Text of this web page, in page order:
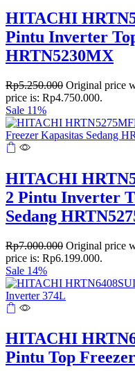
HITACHI
Pintu Inverter
HRTN5230MX
Rp5.250.000 Original price
price is: Rp4.750.000.
Sale 11%
HITACHI
2 Pintu Inverter
Sedang
Rp7.000.000 Original price
price is: Rp6.199.000.
Sale 14%
HITACHI
Pintu Top